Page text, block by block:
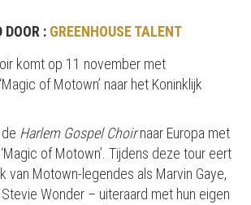
DOOR : GREENHOUSE TALENT
komt op 11 november met
of Motown’ naar het Koninklijk
Harlem Gospel Choirnaar Europa met
of Motown’. Tijdens deze tour eert
van Motown-legendes als Marvin Gaye,
Wonder – uiteraard met hun eigen